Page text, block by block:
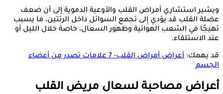
ويشير استشاري أمراض القلب والأوعية الدموية إلى أن ضعف
عضلة القلب قد يؤدي إلى تجمع السوائل داخل الرئتين، ما يسبب
تهيجًا في الشعب الهوائية وظهور السعال، خاصة خلال الليل أو
عند الاستلقاء.
قد يهمك:
أعراض أمراض القلب- 7 علامات تصدر من أعضاء
الجسم
أعراض مصاحبة لسعال مريض القلب